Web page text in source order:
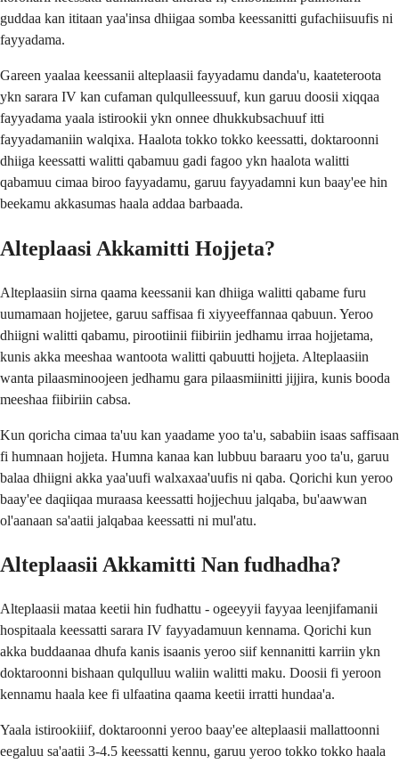
guddaa kan ititaan yaa'insa dhiigaa somba keessanitti gufachiisuufis ni
fayyadama.
Gareen yaalaa keessanii alteplaasii fayyadamu danda'u, kaateteroota
ykn sarara IV kan cufaman qulqulleessuuf, kun garuu doosii xiqqaa
fayyadama yaala istirookii ykn onnee dhukkubsachuuf itti
fayyadamaniin walqixa. Haalota tokko tokko keessatti, doktaroonni
dhiiga keessatti walitti qabamuu gadi fagoo ykn haalota walitti
qabamuu cimaa biroo fayyadamu, garuu fayyadamni kun baay'ee hin
beekamu akkasumas haala addaa barbaada.
Alteplaasi Akkamitti Hojjeta?
Alteplaasiin sirna qaama keessanii kan dhiiga walitti qabame furu
uumamaan hojjetee, garuu saffisaa fi xiyyeeffannaa qabuun. Yeroo
dhiigni walitti qabamu, pirootiinii fiibiriin jedhamu irraa hojjetama,
kunis akka meeshaa wantoota walitti qabuutti hojjeta. Alteplaasiin
wanta pilaasminoojeen jedhamu gara pilaasmiinitti jijjira, kunis booda
meeshaa fiibiriin cabsa.
Kun qoricha cimaa ta'uu kan yaadame yoo ta'u, sababiin isaas saffisaan
fi humnaan hojjeta. Humna kanaa kan lubbuu baraaru yoo ta'u, garuu
balaa dhiigni akka yaa'uufi walxaxaa'uufis ni qaba. Qorichi kun yeroo
baay'ee daqiiqaa muraasa keessatti hojjechuu jalqaba, bu'aawwan
ol'aanaan sa'aatii jalqabaa keessatti ni mul'atu.
Alteplaasii Akkamitti Nan fudhadha?
Alteplaasii mataa keetii hin fudhattu - ogeeyyii fayyaa leenjifamanii
hospitaala keessatti sarara IV fayyadamuun kennama. Qorichi kun
akka buddaanaa dhufa kanis isaanis yeroo siif kennanitti karriin ykn
doktaroonni bishaan qulqulluu waliin walitti maku. Doosii fi yeroon
kennamu haala kee fi ulfaatina qaama keetii irratti hundaa'a.
Yaala istirookiiif, doktaroonni yeroo baay'ee alteplaasii mallattoonni
eegaluu sa'aatii 3-4.5 keessatti kennu, garuu yeroo tokko tokko haala